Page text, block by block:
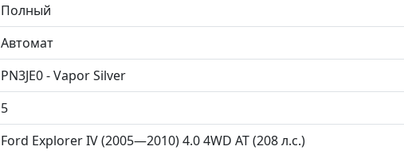
Полный
Автомат
PN3JE0 - Vapor Silver
5
Ford Explorer IV (2005—2010) 4.0 4WD AT (208 л.с.)